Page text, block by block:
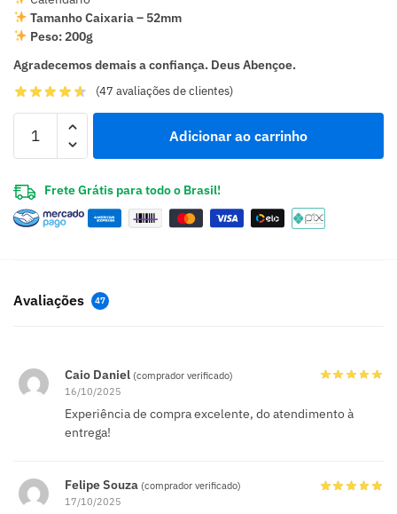
Tamanho Caixaria – 52mm
Peso: 200g
Agradecemos demais a confiança. Deus Abençoe.
(47 avaliações de clientes)
Adicionar ao carrinho
Frete Grátis para todo o Brasil!
Avaliações 47
Caio Daniel (comprador verificado)
16/10/2025
Experiência de compra excelente, do atendimento à
entrega!
Felipe Souza (comprador verificado)
17/10/2025